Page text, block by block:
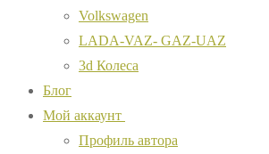
Volkswagen
LADA-VAZ- GAZ-UAZ
3d Колеса
Блог
Мой аккаунт
Профиль автора